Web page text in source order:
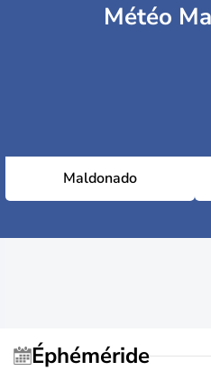
Météo
Maldonado
Éphéméride